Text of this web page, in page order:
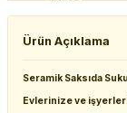
Ürün Açıklama
Seramik Saksıda
Evlerinize ve